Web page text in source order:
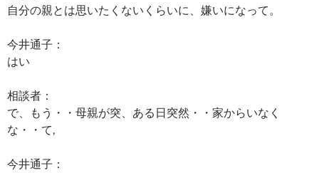
自分の親とは思いたくないくらいに、嫌いになって。
今井通子：
はい
相談者：
で、もう・・母親が突、ある日突然・・家からいなく
な・・て,
今井通子：